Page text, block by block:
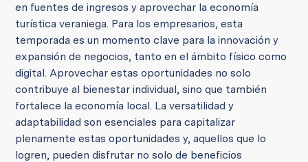
en fuentes de ingresos y aprovechar la economía
turística veraniega. Para los empresarios, esta
temporada es un momento clave para la innovación y
expansión de negocios, tanto en el ámbito físico como
digital. Aprovechar estas oportunidades no solo
contribuye al bienestar individual, sino que también
fortalece la economía local. La versatilidad y
adaptabilidad son esenciales para capitalizar
plenamente estas oportunidades y, aquellos que lo
logren, pueden disfrutar no solo de beneficios